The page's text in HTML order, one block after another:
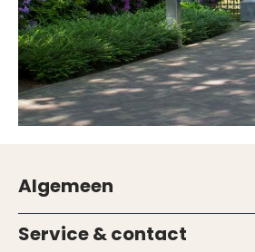
Algemeen
Service & contact